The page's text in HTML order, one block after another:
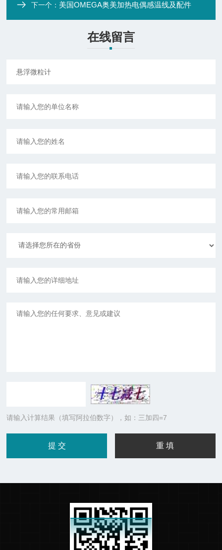
下一个： 美国OMEGA奥美加热电偶感温线及配件
在线留言
请输入计算结果（填写阿拉伯数字），如：三加四=7